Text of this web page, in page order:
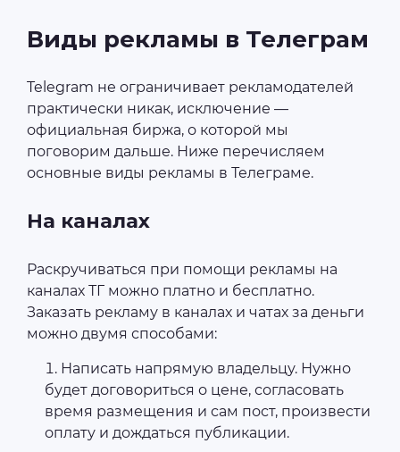
Виды рекламы в Телеграм
Telegram не ограничивает рекламодателей
практически никак, исключение —
официальная биржа, о которой мы
поговорим дальше. Ниже перечисляем
основные виды рекламы в Телеграме.
На каналах
Раскручиваться при помощи рекламы на
каналах ТГ можно платно и бесплатно.
Заказать рекламу в каналах и чатах за деньги
можно двумя способами:
Написать напрямую владельцу. Нужно
будет договориться о цене, согласовать
время размещения и сам пост, произвести
оплату и дождаться публикации.